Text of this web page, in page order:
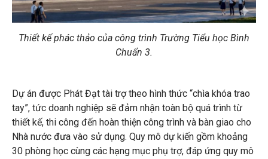
Thiết kế phác thảo của công trình Trường Tiểu học Bình
Chuẩn 3.
Dự án được Phát Đạt tài trợ theo hình thức “chìa khóa trao
tay”, tức doanh nghiệp sẽ đảm nhận toàn bộ quá trình từ
thiết kế, thi công đến hoàn thiện công trình và bàn giao cho
Nhà nước đưa vào sử dụng. Quy mô dự kiến gồm khoảng
30 phòng học cùng các hạng mục phụ trợ, đáp ứng quy mô